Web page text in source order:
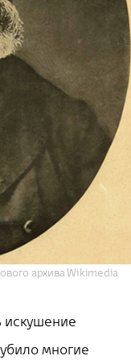
архива Wikimedia
искушение
многие